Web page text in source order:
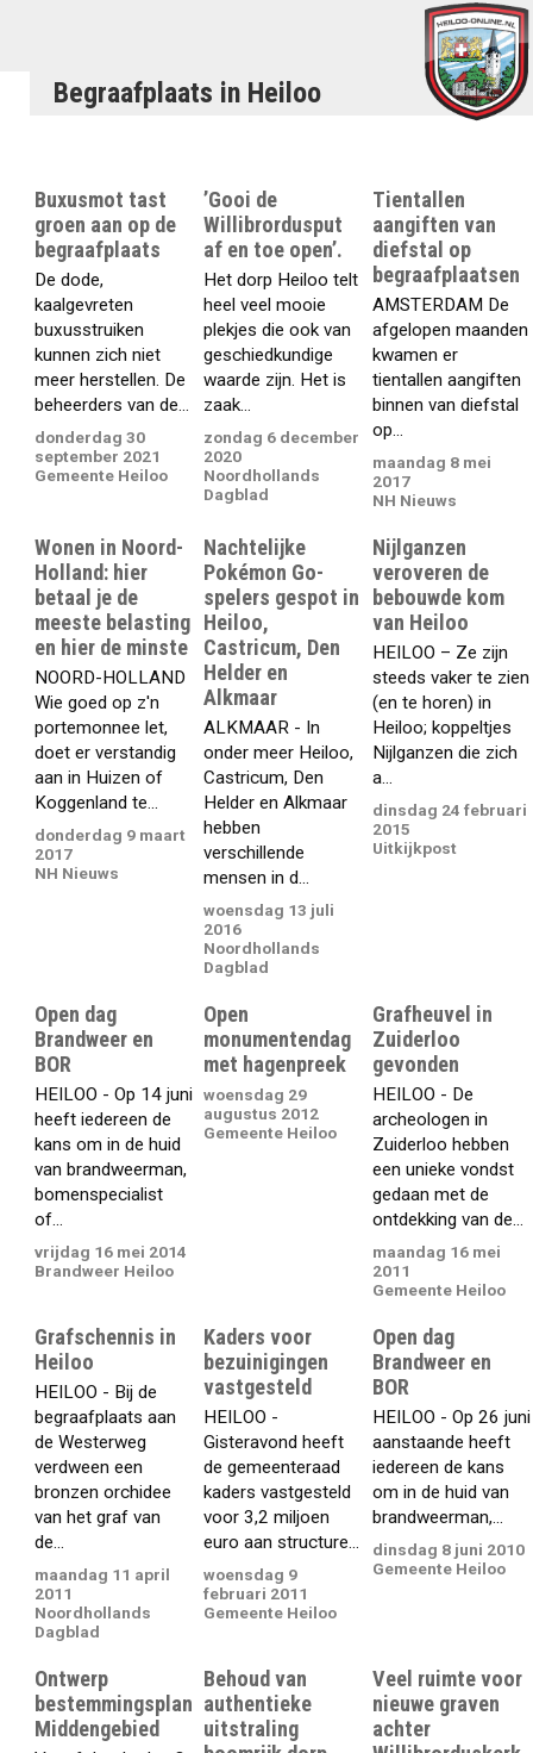
Begraafplaats in Heiloo
Buxusmot tast
groen aan op de
begraafplaats
De dode,
kaalgevreten
buxusstruiken
kunnen zich niet
meer herstellen. De
beheerders van de...
donderdag 30
september 2021
Gemeente Heiloo
’Gooi de
Willibrordusput
af en toe open’.
Het dorp Heiloo telt
heel veel mooie
plekjes die ook van
geschiedkundige
waarde zijn. Het is
zaak...
zondag 6 december
2020
Noordhollands
Dagblad
Tientallen
aangiften van
diefstal op
begraafplaatsen
AMSTERDAM De
afgelopen maanden
kwamen er
tientallen aangiften
binnen van diefstal
op...
maandag 8 mei
2017
NH Nieuws
Wonen in Noord-
Holland: hier
betaal je de
meeste belasting
en hier de minste
NOORD-HOLLAND
Wie goed op z'n
portemonnee let,
doet er verstandig
aan in Huizen of
Koggenland te...
donderdag 9 maart
2017
NH Nieuws
Nachtelijke
Pokémon Go-
spelers gespot in
Heiloo,
Castricum, Den
Helder en
Alkmaar
ALKMAAR - In
onder meer Heiloo,
Castricum, Den
Helder en Alkmaar
hebben
verschillende
mensen in d...
woensdag 13 juli
2016
Noordhollands
Dagblad
Nijlganzen
veroveren de
bebouwde kom
van Heiloo
HEILOO – Ze zijn
steeds vaker te zien
(en te horen) in
Heiloo; koppeltjes
Nijlganzen die zich
a...
dinsdag 24 februari
2015
Uitkijkpost
Open dag
Brandweer en
BOR
HEILOO - Op 14 juni
heeft iedereen de
kans om in de huid
van brandweerman,
bomenspecialist
of...
vrijdag 16 mei 2014
Brandweer Heiloo
Open
monumentendag
met hagenpreek
woensdag 29
augustus 2012
Gemeente Heiloo
Grafheuvel in
Zuiderloo
gevonden
HEILOO - De
archeologen in
Zuiderloo hebben
een unieke vondst
gedaan met de
ontdekking van de...
maandag 16 mei
2011
Gemeente Heiloo
Grafschennis in
Heiloo
HEILOO - Bij de
begraafplaats aan
de Westerweg
verdween een
bronzen orchidee
van het graf van
de...
maandag 11 april
2011
Noordhollands
Dagblad
Kaders voor
bezuinigingen
vastgesteld
HEILOO -
Gisteravond heeft
de gemeenteraad
kaders vastgesteld
voor 3,2 miljoen
euro aan structure...
woensdag 9
februari 2011
Gemeente Heiloo
Open dag
Brandweer en
BOR
HEILOO - Op 26 juni
aanstaande heeft
iedereen de kans
om in de huid van
brandweerman,...
dinsdag 8 juni 2010
Gemeente Heiloo
Ontwerp
bestemmingsplan
Middengebied
Behoud van
authentieke
uitstraling
Veel ruimte voor
nieuwe graven
achter